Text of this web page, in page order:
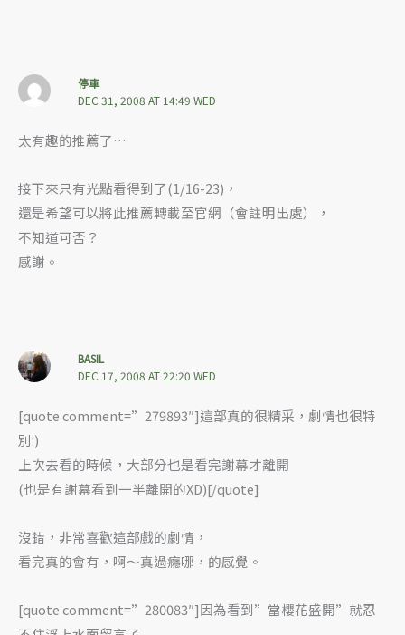
停車
DEC 31, 2008 AT 14:49 WED
太有趣的推薦了…
接下來只有光點看得到了(1/16-23)，
還是希望可以將此推薦轉載至官網（會註明出處），
不知道可否？
感謝。
BASIL
DEC 17, 2008 AT 22:20 WED
[quote comment=”279893″]這部真的很精采，劇情也很特
別:)
上次去看的時候，大部分也是看完謝幕才離開
(也是有謝幕看到一半離開的XD)[/quote]
沒錯，非常喜歡這部戲的劇情，
看完真的會有，啊～真過癮哪，的感覺。
[quote comment=”280083″]因為看到”當櫻花盛開”就忍